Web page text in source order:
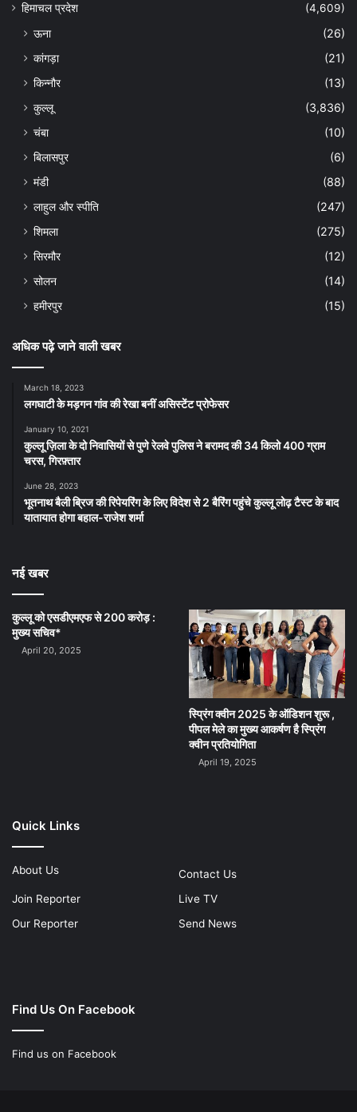
हिमाचल प्रदेश
(4,609)
ऊना
(26)
कांगड़ा
(21)
किन्नौर
(13)
कुल्लू
(3,836)
चंबा
(10)
बिलासपुर
(6)
मंडी
(88)
लाहुल और स्पीति
(247)
शिमला
(275)
सिरमौर
(12)
सोलन
(14)
हमीरपुर
(15)
अधिक पढ़े जाने वाली खबर
March 18, 2023
लगघाटी के मड़गन गांव की रेखा बनीं असिस्टेंट प्रोफेसर
January 10, 2021
कुल्लू ज़िला के दो निवासियों से पुणे रेलवे पुलिस ने बरामद की 34 किलो 400 ग्राम
चरस, गिरफ़्तार
June 28, 2023
भूतनाथ बैली ब्रिज की रिपेयरिंग के लिए विदेश से 2 बैरिंग पहुंचे कुल्लू लोढ़ टैस्ट के बाद
यातायात होगा बहाल-राजेश शर्मा
नई खबर
कुल्लू को एसडीएमएफ से 200 करोड़ :
मुख्य सचिव*
April 20, 2025
स्प्रिंग क्वीन 2025 के ऑडिशन शुरू ,
पीपल मेले का मुख्य आकर्षण है स्प्रिंग
क्वीन प्रतियोगिता
April 19, 2025
Quick Links
About Us
Contact Us
Join Reporter
Live TV
Our Reporter
Send News
Find Us On Facebook
Find us on Facebook